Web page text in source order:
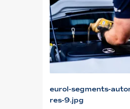
eurol-segments-
res-9.jpg